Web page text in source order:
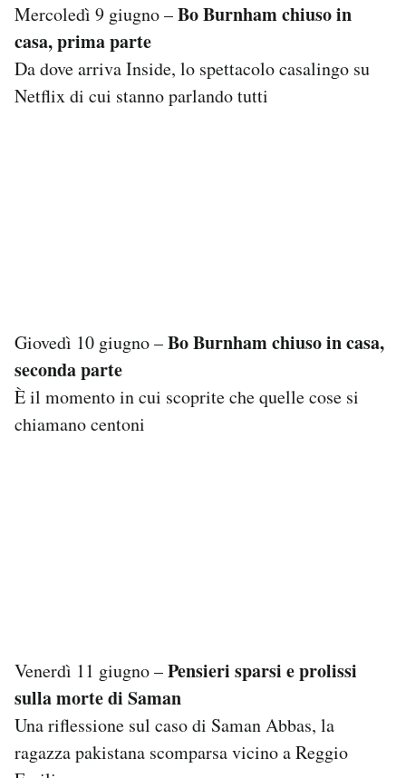
Mercoledì 9 giugno –Bo Burnham chiuso in
casa, prima parte
Da dove arriva Inside, lo spettacolo casalingo su
Netflix di cui stanno parlando tutti
Giovedì 10 giugno –Bo Burnham chiuso in casa,
seconda parte
È il momento in cui scoprite che quelle cose si
chiamano centoni
Venerdì 11 giugno –Pensieri sparsi e prolissi
sulla morte di Saman
Una riflessione sul caso di Saman Abbas, la
ragazza pakistana scomparsa vicino a Reggio